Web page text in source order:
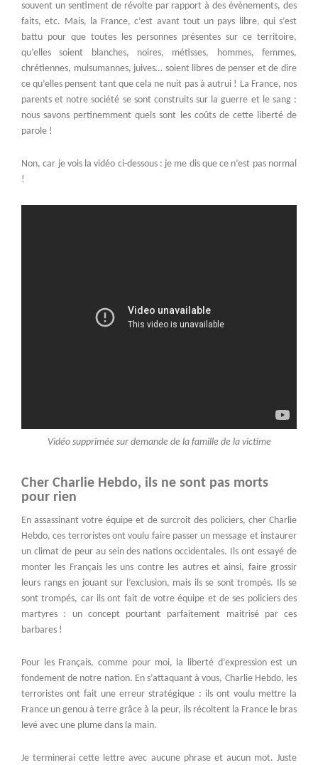
souvent un sentiment de révolte par rapport à des évènements, des
faits, etc. Mais, la France, c’est avant tout un pays libre, qui s’est
battu pour que toutes les personnes présentes sur ce territoire,
qu’elles soient blanches, noires, métisses, hommes, femmes,
chrétiennes, mulsumannes, juives… soient libres de penser et de dire
ce qu’elles pensent tant que cela ne nuit pas à autrui ! La France, nos
parents et notre société se sont construits sur la guerre et le sang :
nous savons pertinemment quels sont les coûts de cette liberté de
parole !
Non, car je vois la vidéo ci-dessous : je me dis que ce n’est pas normal
!
Vidéo supprimée sur demande de la famille de la victime
Cher Charlie Hebdo, ils ne sont pas morts
pour rien
En assassinant votre équipe et de surcroit des policiers, cher Charlie
Hebdo, ces terroristes ont voulu faire passer un message et instaurer
un climat de peur au sein des nations occidentales. Ils ont essayé de
monter les Français les uns contre les autres et ainsi, faire grossir
leurs rangs en jouant sur l’exclusion, mais ils se sont trompés. Ils se
sont trompés, car ils ont fait de votre équipe et de ses policiers des
martyres : un concept pourtant parfaitement maitrisé par ces
barbares !
Pour les Français, comme pour moi, la liberté d’expression est un
fondement de notre nation. En s’attaquant à vous, Charlie Hebdo, les
terroristes ont fait une erreur stratégique : ils ont voulu mettre la
France un genou à terre grâce à la peur, ils récoltent la France le bras
levé avec une plume dans la main.
Je terminerai cette lettre avec aucune phrase et aucun mot. Juste